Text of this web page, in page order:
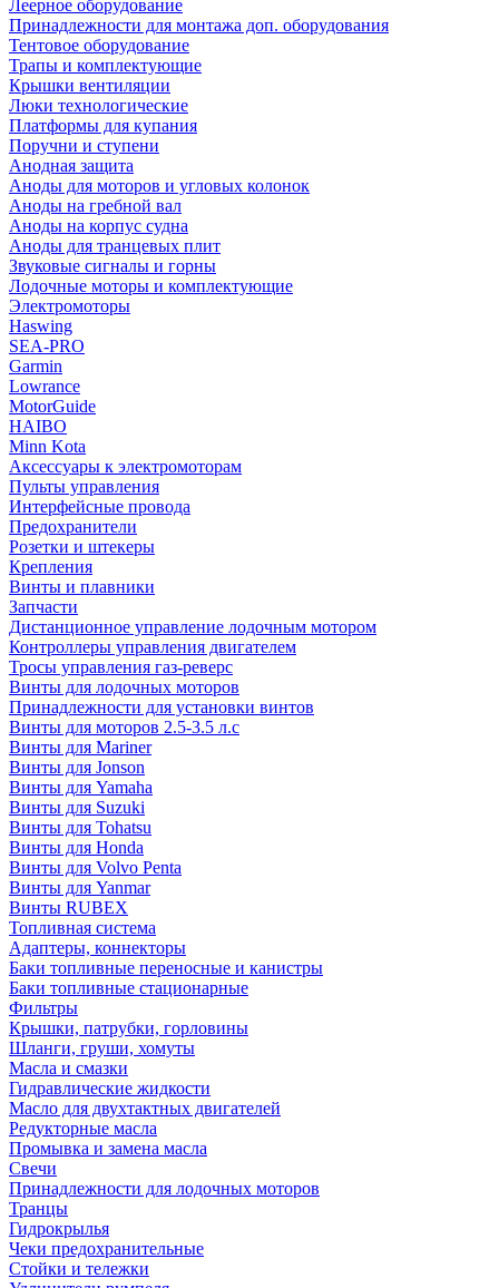
Леерное оборудование
Принадлежности для монтажа доп. оборудования
Тентовое оборудование
Трапы и комплектующие
Крышки вентиляции
Люки технологические
Платформы для купания
Поручни и ступени
Анодная защита
Аноды для моторов и угловых колонок
Аноды на гребной вал
Аноды на корпус судна
Аноды для транцевых плит
Звуковые сигналы и горны
Лодочные моторы и комплектующие
Электромоторы
Haswing
SEA-PRO
Garmin
Lowrance
MotorGuide
HAIBO
Minn Kota
Аксессуары к электромоторам
Пульты управления
Интерфейсные провода
Предохранители
Розетки и штекеры
Крепления
Винты и плавники
Запчасти
Дистанционное управление лодочным мотором
Контроллеры управления двигателем
Тросы управления газ-реверс
Винты для лодочных моторов
Принадлежности для установки винтов
Винты для моторов 2.5-3.5 л.с
Винты для Mariner
Винты для Jonson
Винты для Yamaha
Винты для Suzuki
Винты для Tohatsu
Винты для Honda
Винты для Volvo Penta
Винты для Yanmar
Винты RUBEX
Топливная система
Адаптеры, коннекторы
Баки топливные переносные и канистры
Баки топливные стационарные
Фильтры
Крышки, патрубки, горловины
Шланги, груши, хомуты
Масла и смазки
Гидравлические жидкости
Масло для двухтактных двигателей
Редукторные масла
Промывка и замена масла
Свечи
Принадлежности для лодочных моторов
Транцы
Гидрокрылья
Чеки предохранительные
Стойки и тележки